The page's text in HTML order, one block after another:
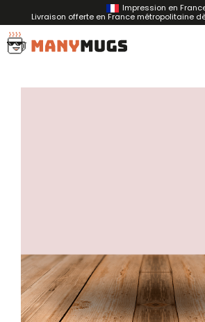
Impression en
Livraison offerte en France métropolitaine